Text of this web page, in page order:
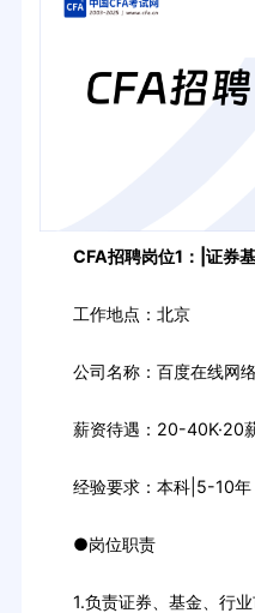
CFA招聘岗位1：|证券基
工作地点：北京
公司名称：百度在线网络
薪资待遇：20-40K·20
经验要求：本科|5-10年
●岗位职责
1.负责证券、基金、行业